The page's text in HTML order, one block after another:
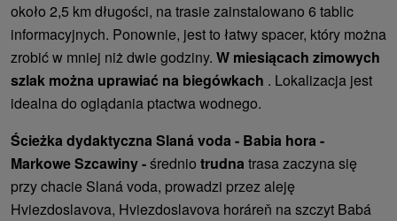
około 2,5 km długości, na trasie zainstalowano 6 tablic
informacyjnych. Ponownie, jest to łatwy spacer, który można
zrobić w mniej niż dwie godziny. W miesiącach zimowych
szlak można uprawiać na biegówkach . Lokalizacja jest
idealna do oglądania ptactwa wodnego.
Ścieżka dydaktyczna Slaná voda - Babia hora -
Markowe Szcawiny -średnio trudna trasa zaczyna się
przy chacie Slaná voda, prowadzi przez aleję
Hviezdoslavova, Hviezdoslavova horáreň na szczyt Babá